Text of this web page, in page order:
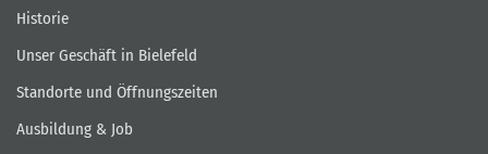
Historie
Unser Geschäft in Bielefeld
Standorte und Öffnungszeiten
Ausbildung & Job